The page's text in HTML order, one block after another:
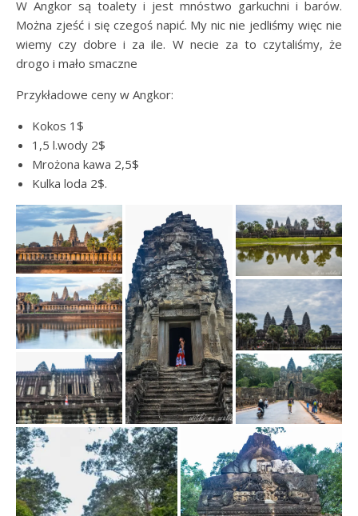
W Angkor są toalety i jest mnóstwo garkuchni i barów.
Można zjeść i się czegoś napić. My nic nie jedliśmy więc nie
wiemy czy dobre i za ile. W necie za to czytaliśmy, że
drogo i mało smaczne
Przykładowe ceny w Angkor:
Kokos 1$
1,5 l.wody 2$
Mrożona kawa 2,5$
Kulka loda 2$.